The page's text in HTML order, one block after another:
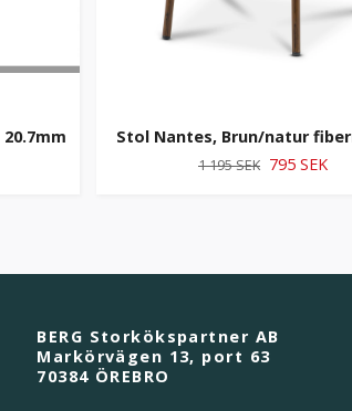
Stol Nantes, Brun/natur
1 195 SEK 795 SEK
BERG Storkökspartner AB
Markörvägen 13, port 63
70384 ÖREBRO